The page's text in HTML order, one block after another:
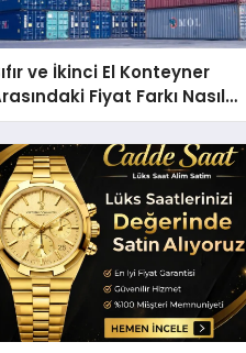
ve İkinci El Konteyner
Fiyat Farkı Nasıl